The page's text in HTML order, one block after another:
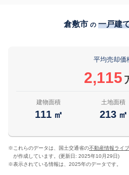
倉敷市 の 一戸建
平均売却価
2,115
建物面積
111 ㎡
土地面積
213 ㎡
※ これらのデータは、国土交通省の不動産情報ライ
が作成しています。(更新日: 2025年10月29日)
※表示されている情報は、2025年のデータです。